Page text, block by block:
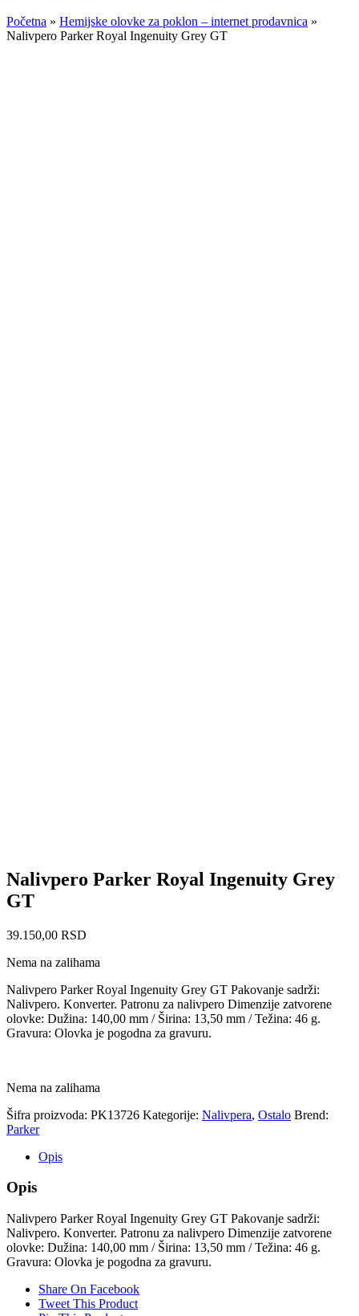
Početna » Hemijske olovke za poklon – internet prodavnica »
Nalivpero Parker Royal Ingenuity Grey GT
Nalivpero Parker Royal Ingenuity Grey
GT
39.150,00 RSD
Nema na zalihama
Nalivpero Parker Royal Ingenuity Grey GT Pakovanje sadrži:
Nalivpero. Konverter. Patronu za nalivpero Dimenzije zatvorene
olovke: Dužina: 140,00 mm / Širina: 13,50 mm / Težina: 46 g.
Gravura: Olovka je pogodna za gravuru.
Nema na zalihama
Šifra proizvoda: PK13726 Kategorije: Nalivpera, Ostalo Brend:
Parker
Opis
Opis
Nalivpero Parker Royal Ingenuity Grey GT Pakovanje sadrži:
Nalivpero. Konverter. Patronu za nalivpero Dimenzije zatvorene
olovke: Dužina: 140,00 mm / Širina: 13,50 mm / Težina: 46 g.
Gravura: Olovka je pogodna za gravuru.
Share On Facebook
Tweet This Product